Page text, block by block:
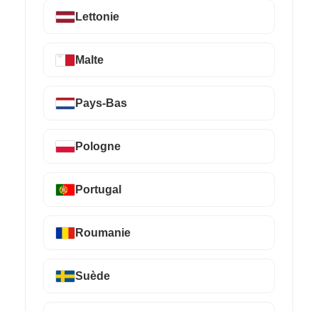
Lettonie
Malte
Pays-Bas
Pologne
Portugal
Roumanie
Suède